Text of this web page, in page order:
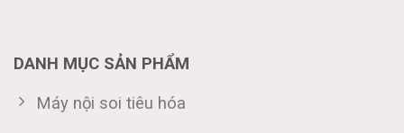
DANH MỤC SẢN PHẨM
Máy nội soi tiêu hóa